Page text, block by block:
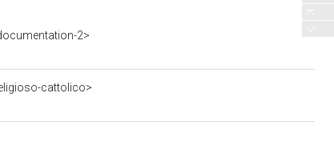
2>
cattolico>